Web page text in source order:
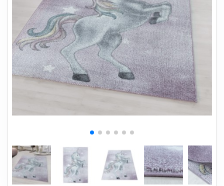
ENTREMØBLER
HAVEMØBLER
OUTLET